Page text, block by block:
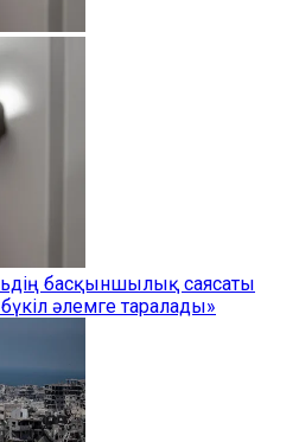
басқыншылық саясаты
әлемге таралады»